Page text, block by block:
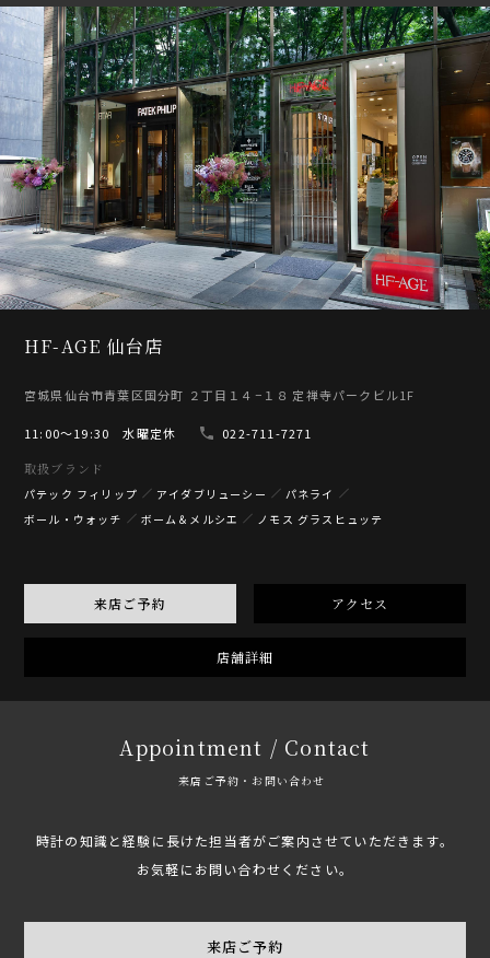
HF-AGE 仙台店
宮城県仙台市青葉区国分町 ２丁目１４−１８ 定禅寺パークビル1F
11:00〜19:30 水曜定休
022-711-7271
取扱ブランド
パテック フィリップ アイダブリューシー
パネライ
ボール・ウォッチ
ボーム＆メルシエ ノモス グラスヒュッテ
来店ご予約 アクセス
店舗詳細
Appointment / Contact
来店ご予約・お問い合わせ
時計の知識と経験に長けた担当者がご案内させていただきます。
お気軽にお問い合わせください。
来店ご予約